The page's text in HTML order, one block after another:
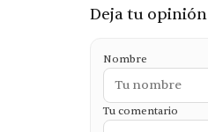
Deja tu opinión
Nombre
Tu comentario